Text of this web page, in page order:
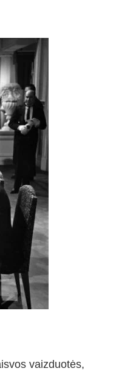
vaizduotės,